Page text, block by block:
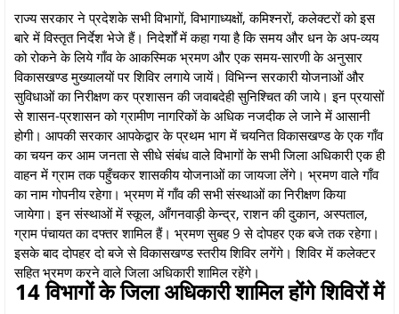
राज्य सरकार ने प्रदेशके सभी विभागों, विभागाध्यक्षों, कमिश्नरों, कलेक्टरों को इस
बारे में विस्तृत निर्देश भेजे हैं। निदेर्शों में कहा गया है कि समय और धन के अप-व्यय
को रोकने के लिये गाँव के आकस्मिक भ्रमण और एक समय-सारणी के अनुसार
विकासखण्ड मुख्यालयों पर शिविर लगाये जायें। विभिन्न सरकारी योजनाओं और
सुविधाओं का निरीक्षण कर प्रशासन की जवाबदेही सुनिश्चित की जाये। इन प्रयासों
से शासन-प्रशासन को ग्रामीण नागरिकों के अधिक नजदीक ले जाने में आसानी
होगी। आपकी सरकार आपकेद्वार के प्रथम भाग में चयनित विकासखण्ड के एक गाँव
का चयन कर आम जनता से सीधे संबंध वाले विभागों के सभी जिला अधिकारी एक ही
वाहन में ग्राम तक पहुँचकर शासकीय योजनाओं का जायजा लेंगे। भ्रमण वाले गाँव
का नाम गोपनीय रहेगा। भ्रमण में गाँव की सभी संस्थाओं का निरीक्षण किया
जायेगा। इन संस्थाओं में स्कूल, आँगनवाड़ी केन्द्र, राशन की दुकान, अस्पताल,
ग्राम पंचायत का दफ्तर शामिल हैं। भ्रमण सुबह 9 से दोपहर एक बजे तक रहेगा।
इसके बाद दोपहर दो बजे से विकासखण्ड स्तरीय शिविर लगेंगे। शिविर में कलेक्टर
सहित भ्रमण करने वाले जिला अधिकारी शामिल रहेंगे।
14 विभागों के जिला अधिकारी शामिल होंगे शिविरों में